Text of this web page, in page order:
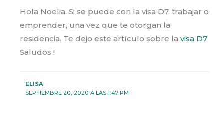
Hola Noelia. Si se puede con la visa D7, trabajar o
emprender, una vez que te otorgan la
residencia. Te dejo este artículo sobre la visa D7
Saludos !
ELISA
SEPTIEMBRE 20, 2020 A LAS 1:47 PM